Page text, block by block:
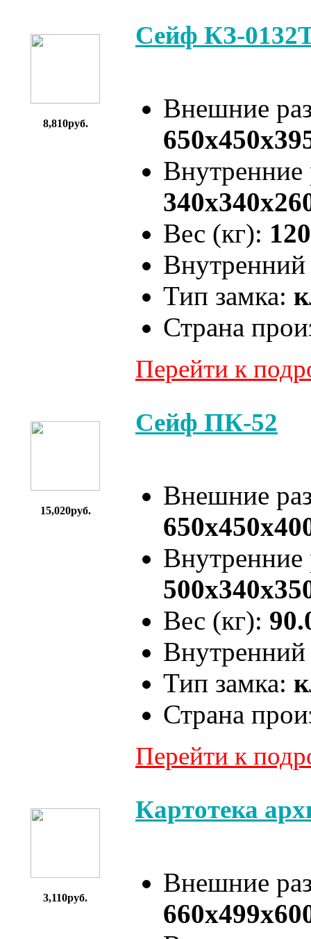
8,810руб.
Сейф КЗ-
Внешние
Вес (кг):
Тип замка:
Страна
Перейти к
15,020руб.
Сейф ПК-52
Внешние
Вес (кг):
Тип замка:
Страна
Перейти к
3,110руб.
Картотека
Внешние